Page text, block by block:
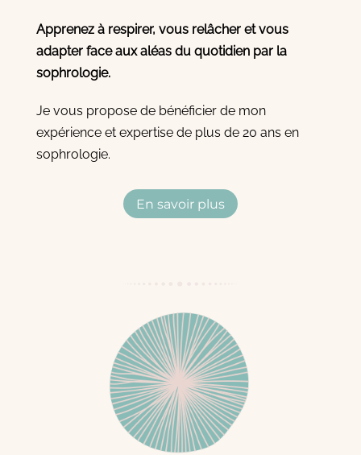
Apprenez à respirer, vous relâcher et vous
adapter face aux aléas du quotidien par la
sophrologie.
Je vous propose de bénéficier de mon
expérience et expertise de plus de 20 ans en
sophrologie.
En savoir plus